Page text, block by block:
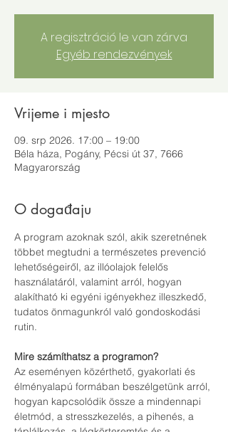
A regisztráció le van zárva
Egyéb rendezvények
Vrijeme i mjesto
09. srp 2026. 17:00 – 19:00
Béla háza, Pogány, Pécsi út 37, 7666
Magyarország
O događaju
A program azoknak szól, akik szeretnének
többet megtudni a természetes prevenció
lehetőségeiről, az illóolajok felelős
használatáról, valamint arról, hogyan
alakítható ki egyéni igényekhez illeszkedő,
tudatos önmagunkról való gondoskodási
rutin.
Mire számíthatsz a programon?
Az eseményen közérthető, gyakorlati és
élményalapú formában beszélgetünk arról,
hogyan kapcsolódik össze a mindennapi
életmód, a stresszkezelés, a pihenés, a